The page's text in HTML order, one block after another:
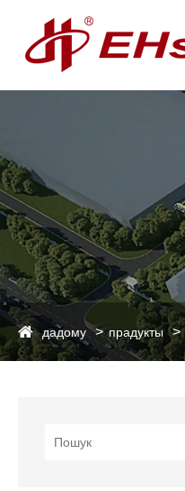
дадому прадукты